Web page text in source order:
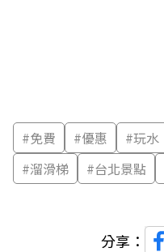
#免費 #優惠 #玩水
#溜滑梯 #台北景點
分享：